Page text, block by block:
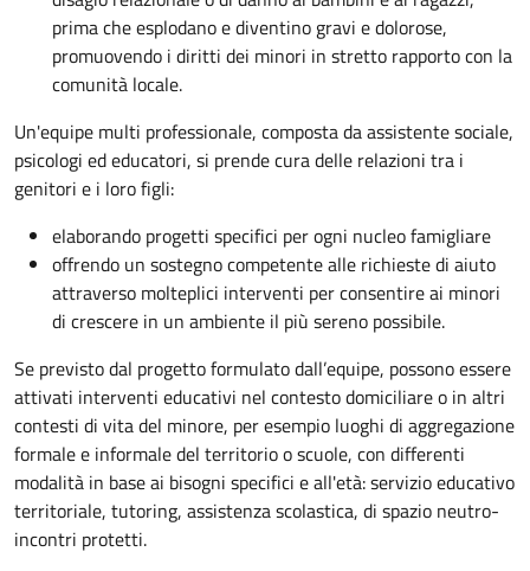
prima che esplodano e diventino gravi e dolorose,
promuovendo i diritti dei minori in stretto rapporto con la
comunità locale.
Un'equipe multi professionale, composta da assistente sociale,
psicologi ed educatori, si prende cura delle relazioni tra i
genitori e i loro figli:
elaborando progetti specifici per ogni nucleo famigliare
offrendo un sostegno competente alle richieste di aiuto
attraverso molteplici interventi per consentire ai minori
di crescere in un ambiente il più sereno possibile.
Se previsto dal progettoformulato dall’equipe, possono essere
attivati interventi educativi nel contesto domiciliare o in altri
contesti di vita del minore, per esempio luoghi di aggregazione
formale e informale del territorio o scuole, con differenti
modalità in base ai bisogni specifici e all'età: servizio educativo
territoriale, tutoring, assistenza scolastica, di spazio neutro-
incontri protetti.